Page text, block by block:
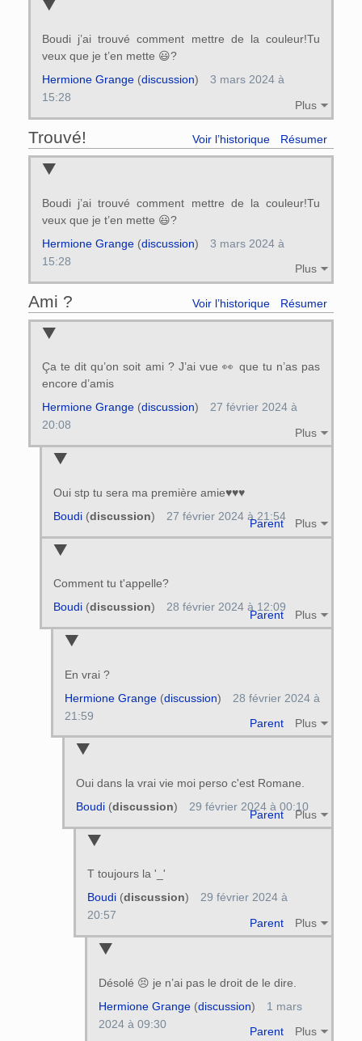
Boudi j’ai trouvé comment mettre de la couleur!Tu
veux que je t’en mette 😃?
Plus
Hermione Grange(discussion)
3 mars 2024 à
15:28
Trouvé! Voir l’historique Résumer
Boudi j’ai trouvé comment mettre de la couleur!Tu
veux que je t’en mette 😃?
Plus
Hermione Grange(discussion)
3 mars 2024 à
15:28
Ami ? Voir l’historique Résumer
Ça te dit qu’on soit ami ? J’ai vue 👀 que tu n’as pas
encore d’amis
Plus
Hermione Grange(discussion)
27 février 2024 à
20:08
Oui stp tu sera ma première amie♥♥♥
Parent Plus
Boudi(discussion) 27 février 2024 à 21:54
Comment tu t'appelle?
Parent Plus
Boudi(discussion) 28 février 2024 à 12:09
En vrai ?
Parent Plus
Hermione Grange(discussion)
28 février 2024 à
21:59
Oui dans la vrai vie moi perso c'est Romane.
Parent Plus
Boudi(discussion) 29 février 2024 à 00:10
T toujours la '_'
Parent Plus
Boudi(discussion)
29 février 2024 à
20:57
Désolé 😣 je n’ai pas le droit de le dire.
Parent Plus
Hermione Grange(discussion)
1 mars
2024 à 09:30